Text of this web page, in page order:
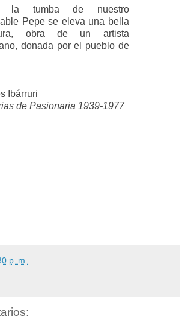
la tumba de nuestro
Pepe se eleva una bella
obra de un artista
donada por el pueblo de
Ibárruri
de Pasionaria 1939-1977
p. m.